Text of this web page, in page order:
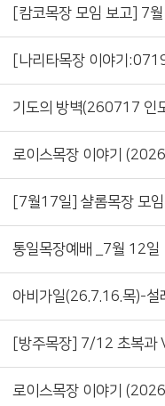
[캄코목장 모임 보고] 7
[나리타목장 이야기
기도의 방벽(260717 인
로이스목장 이야기
[7월17일] 샬롬목장 모
통일목장예배 _7월 12일
아비가일(26.7.16.목)-설
[방주목장] 7/12 초복과
로이스목장 이야기